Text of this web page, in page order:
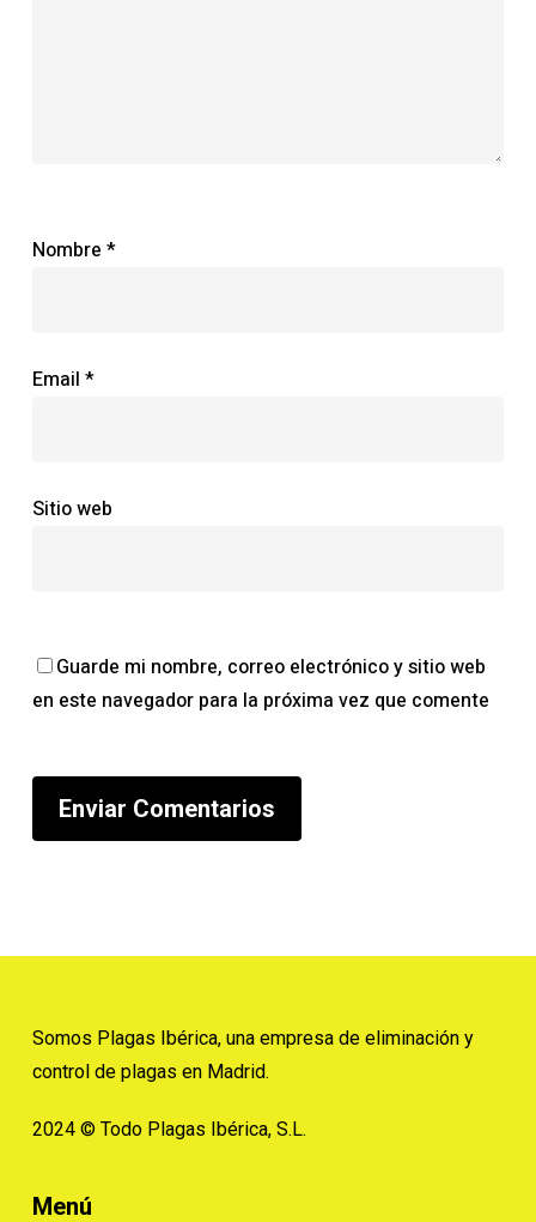
Nombre *
Email *
Sitio web
Guarde mi nombre, correo electrónico y sitio web
en este navegador para la próxima vez que comente
Somos Plagas Ibérica, una empresa de eliminación y
control de plagas en Madrid.
2024 © Todo Plagas Ibérica, S.L.
Menú